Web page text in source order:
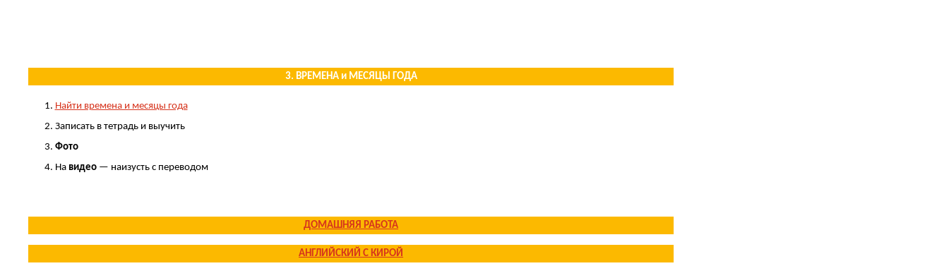
3. ВРЕМЕНА и МЕСЯЦЫ ГОДА
Найти времена и месяцы года
Записать в тетрадь и выучить
Фото
На видео — наизусть с переводом
ДОМАШНЯЯ РАБОТА
АНГЛИЙСКИЙ С КИРОЙ